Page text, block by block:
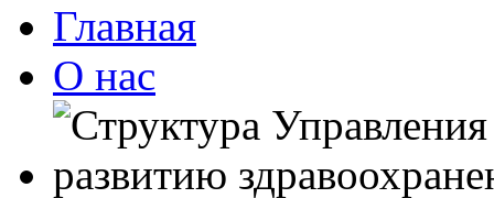
Главная
О нас